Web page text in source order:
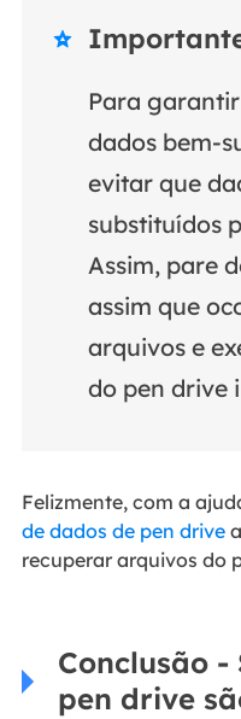

Para
dados bem-
evitar que
substituídos
Assim, pare
assim que
arquivos e
do pen drive
Felizmente, com a
de dados de pen drive
recuperar arquivos do
Conclusão -
pen drive